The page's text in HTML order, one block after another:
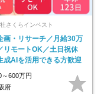
さくらインベスト
画・リサーチ／月給30万
リモートOK／土日祝休
成AIを活用できる方歓迎
～600万円
府